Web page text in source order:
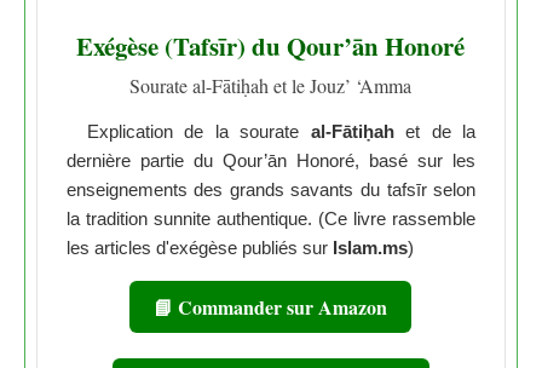
Exégèse (Tafsīr) du Qour’ān Honoré
Sourate al-Fātiḥah et le Jouz’ ‘Amma
Explication de la sourate al-Fātiḥahet de la
dernière partie du Qour’ān Honoré, basé sur les
enseignements des grands savants du tafsīr selon
la tradition sunnite authentique. (Ce livre rassemble
les articles d'exégèse publiés sur Islam.ms)
📘 Commander sur Amazon